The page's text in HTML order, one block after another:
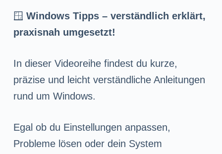
s
p
n
g
n
🪟 Windows Tipps – verständlich erklärt,
praxisnah umgesetzt!
In dieser Videoreihe findest du kurze,
präzise und leicht verständliche Anleitungen
rund um Windows.
Egal ob du Einstellungen anpassen,
Probleme lösen oder dein System